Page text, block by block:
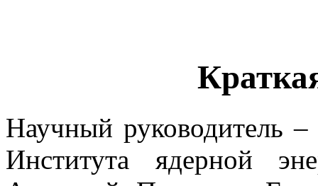
Научный руководитель –
Института ядерной